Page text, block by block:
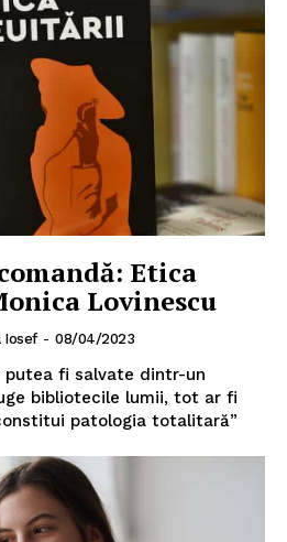
Etica
Lovinescu
Iosef - 08/04/2023
fi salvate dintr-un
bibliotecile lumii, tot ar fi
patologia totalitară”